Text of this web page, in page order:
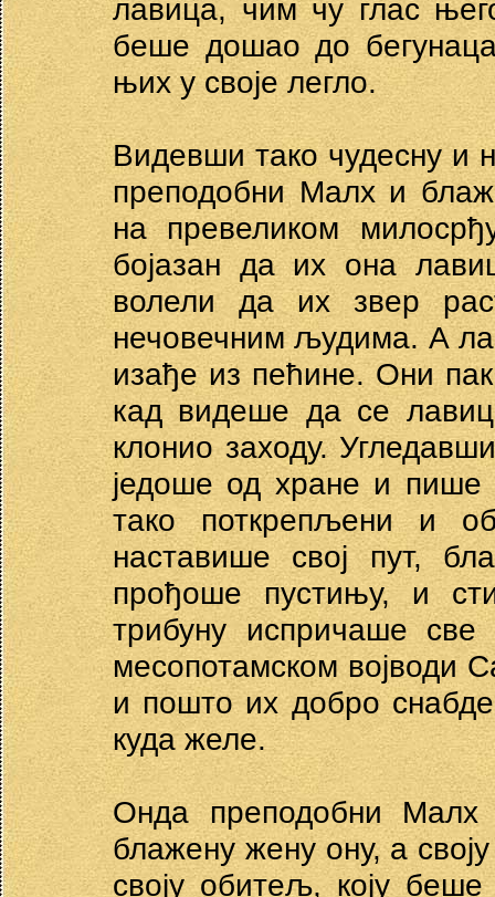
лавица, чим чу глас
беше дошао до
њих у своје легло.
Видевши тако чудесну и
преподобни Малх и
на превеликом
бојазан да их она
волели да их звер
нечовечним људима. А
изађе из пећине. Они
кад видеше да се
клонио заходу.
једоше од хране и
тако поткрепљени и
наставише свој пут,
прођоше пустињу, и
трибуну испричаше
месопотамском војводи
и пошто их добро
куда желе.
Онда преподобни Малх
блажену жену ону, а
своју обитељ, коју